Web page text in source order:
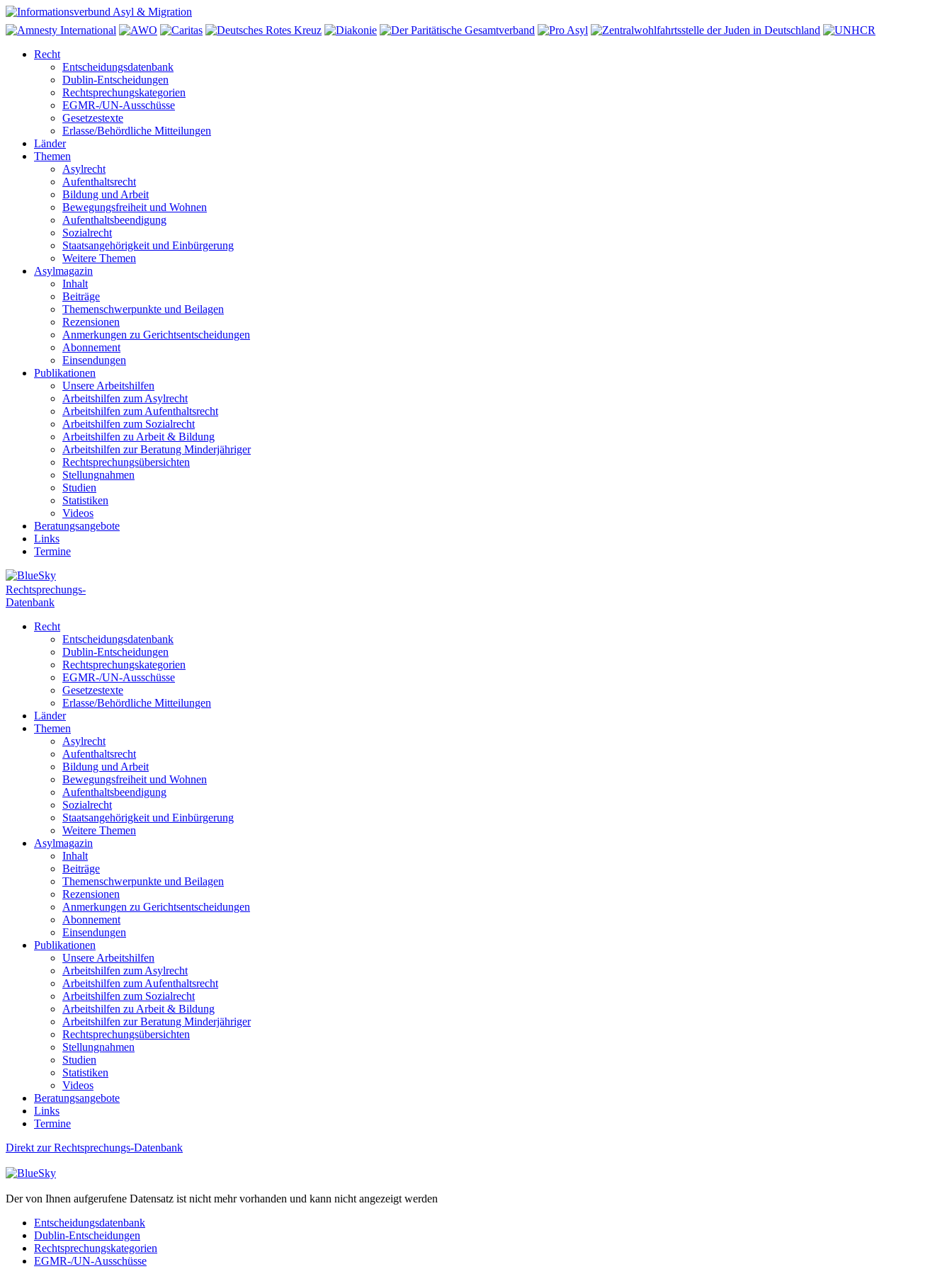
Recht
Entscheidungsdatenbank
Dublin-Entscheidungen
Rechtsprechungskategorien
EGMR-/UN-Ausschüsse
Gesetzestexte
Erlasse/Behördliche Mitteilungen
Länder
Themen
Asylrecht
Aufenthaltsrecht
Bildung und Arbeit
Bewegungsfreiheit und Wohnen
Aufenthaltsbeendigung
Sozialrecht
Staatsangehörigkeit und Einbürgerung
Weitere Themen
Asylmagazin
Inhalt
Beiträge
Themenschwerpunkte und Beilagen
Rezensionen
Anmerkungen zu Gerichtsentscheidungen
Abonnement
Einsendungen
Publikationen
Unsere Arbeitshilfen
Arbeitshilfen zum Asylrecht
Arbeitshilfen zum Aufenthaltsrecht
Arbeitshilfen zum Sozialrecht
Arbeitshilfen zu Arbeit & Bildung
Arbeitshilfen zur Beratung Minderjähriger
Rechtsprechungsübersichten
Stellungnahmen
Studien
Statistiken
Videos
Beratungsangebote
Links
Termine
Rechtsprechungs-
Datenbank
Recht
Entscheidungsdatenbank
Dublin-Entscheidungen
Rechtsprechungskategorien
EGMR-/UN-Ausschüsse
Gesetzestexte
Erlasse/Behördliche Mitteilungen
Länder
Themen
Asylrecht
Aufenthaltsrecht
Bildung und Arbeit
Bewegungsfreiheit und Wohnen
Aufenthaltsbeendigung
Sozialrecht
Staatsangehörigkeit und Einbürgerung
Weitere Themen
Asylmagazin
Inhalt
Beiträge
Themenschwerpunkte und Beilagen
Rezensionen
Anmerkungen zu Gerichtsentscheidungen
Abonnement
Einsendungen
Publikationen
Unsere Arbeitshilfen
Arbeitshilfen zum Asylrecht
Arbeitshilfen zum Aufenthaltsrecht
Arbeitshilfen zum Sozialrecht
Arbeitshilfen zu Arbeit & Bildung
Arbeitshilfen zur Beratung Minderjähriger
Rechtsprechungsübersichten
Stellungnahmen
Studien
Statistiken
Videos
Beratungsangebote
Links
Termine
Direkt zur Rechtsprechungs-Datenbank
Der von Ihnen aufgerufene Datensatz ist nicht mehr vorhanden und kann nicht angezeigt werden
Entscheidungsdatenbank
Dublin-Entscheidungen
Rechtsprechungskategorien
EGMR-/UN-Ausschüsse